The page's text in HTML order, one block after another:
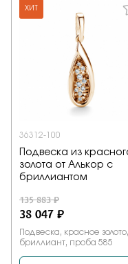
ХИТ
36312-100
Подвеска из
золота от Алькор с
бриллиантом
135 883 ₽
38 047 ₽
Подвеска, красное золото,
бриллиант, проба 585